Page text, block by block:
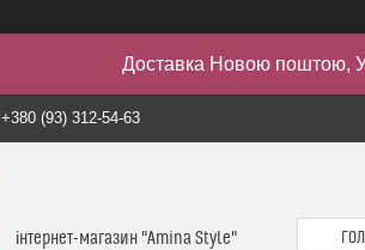
Доставка Новою поштою,
+380 (93) 312-54-63
інтернет-магазин "Amina Style"